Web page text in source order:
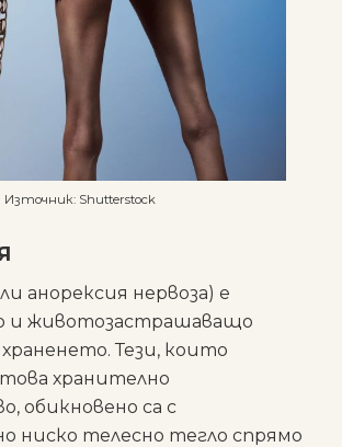
Източник: Shutterstock
анорексия нервоза) е
и животозастрашаващо
Тези, които
хранително
обикновено са с
ниско телесно тегло спрямо